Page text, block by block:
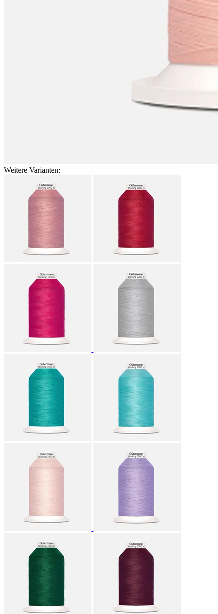
Weitere Varianten: